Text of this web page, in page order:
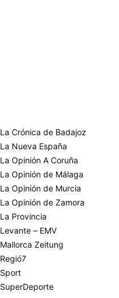
La Crónica de Badajoz
La Nueva España
La Opinión A Coruña
La Opinión de Málaga
La Opinión de Murcia
La Opinión de Zamora
La Provincia
Levante – EMV
Mallorca Zeitung
Regió7
Sport
SuperDeporte